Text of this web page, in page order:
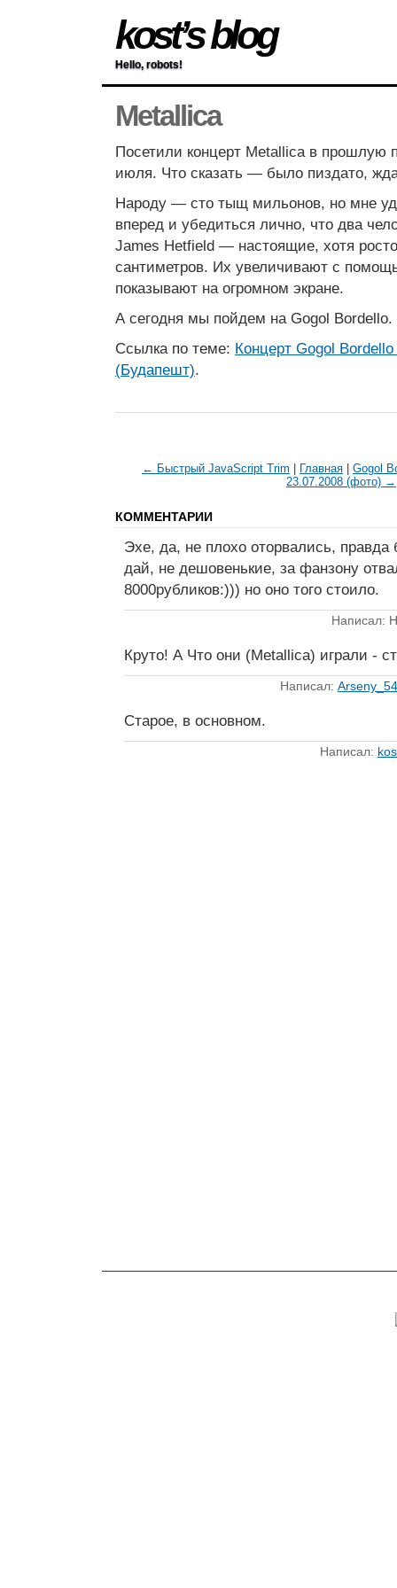
kost’s blog
Hello, robots!
Metallica
Посетили концерт Metallica в прошлую
июля. Что сказать — было пиздато,
Народу — сто тыщ мильонов, но мне
вперед и убедиться лично, что два
James Hetfield — настоящие, хотя
сантиметров. Их увеличивают с
показывают на огромном экране.
А сегодня мы пойдем на Gogol Bordello.
Ссылка по теме: Концерт Gogol
(Будапешт).
← Быстрый JavaScript Trim Главная
Gogol
23.07.2008 (фото) →
КОММЕНТАРИИ
Эхе, да, не плохо оторвались,
дай, не дешовенькие, за фанзону
8000рубликов:))) но оно того стоило.
Написал:
Круто! А Что они (Metallica) играли -
Написал:
Старое, в основном.
Написал: